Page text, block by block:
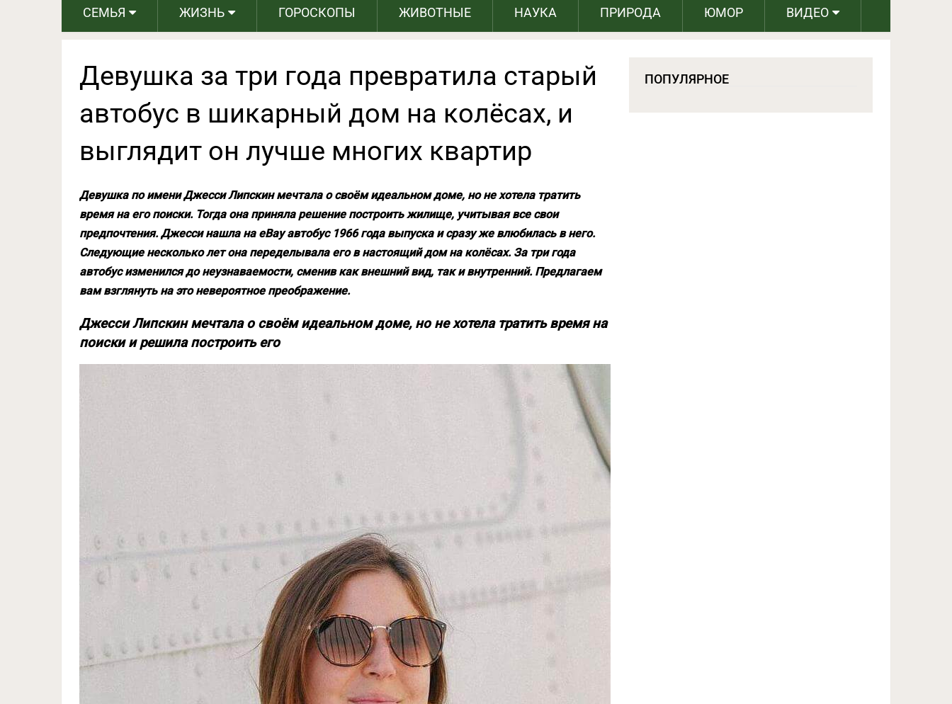
СЕМЬЯ ЖИЗНЬ ГОРОСКОПЫ ЖИВОТНЫЕ НАУКА ПРИРОДА ЮМОР ВИДЕО
Девушка за три года превратила старый
автобус в шикарный дом на колёсах, и
выглядит он лучше многих квартир
Девушка по имени Джесси Липскин мечтала о своём идеальном доме, но не хотела тратить
время на его поиски. Тогда она приняла решение построить жилище, учитывая все свои
предпочтения. Джесси нашла на eBay автобус 1966 года выпуска и сразу же влюбилась в него.
Следующие несколько лет она переделывала его в настоящий дом на колёсах. За три года
автобус изменился до неузнаваемости, сменив как внешний вид, так и внутренний. Предлагаем
вам взглянуть на это невероятное преображение.
Джесси Липскин мечтала о своём идеальном доме, но не хотела тратить время на
поиски и решила построить его
ПОПУЛЯРНОЕ